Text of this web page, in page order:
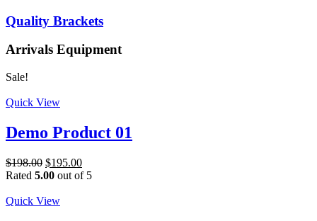
Quality Brackets
Arrivals Equipment
Sale!
Quick View
Demo Product 01
$198.00 $195.00
Rated 5.00 out of 5
Quick View